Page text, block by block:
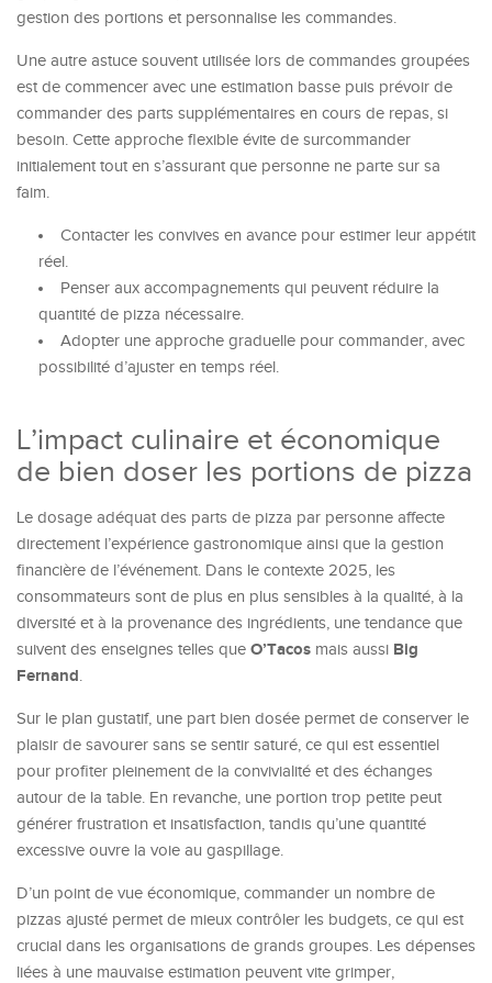
gestion des portions et personnalise les commandes.
Une autre astuce souvent utilisée lors de commandes groupées
est de commencer avec une estimation basse puis prévoir de
commander des parts supplémentaires en cours de repas, si
besoin. Cette approche flexible évite de surcommander
initialement tout en s’assurant que personne ne parte sur sa
faim.
Contacter les convives en avance pour estimer leur appétit
réel.
Penser aux accompagnements qui peuvent réduire la
quantité de pizza nécessaire.
Adopter une approche graduelle pour commander, avec
possibilité d’ajuster en temps réel.
L’impact culinaire et économique
de bien doser les portions de pizza
Le dosage adéquat des parts de pizza par personne affecte
directement l’expérience gastronomique ainsi que la gestion
financière de l’événement. Dans le contexte 2025, les
consommateurs sont de plus en plus sensibles à la qualité, à la
diversité et à la provenance des ingrédients, une tendance que
suivent des enseignes telles que O’Tacos mais aussi Big
Fernand.
Sur le plan gustatif, une part bien dosée permet de conserver le
plaisir de savourer sans se sentir saturé, ce qui est essentiel
pour profiter pleinement de la convivialité et des échanges
autour de la table. En revanche, une portion trop petite peut
générer frustration et insatisfaction, tandis qu’une quantité
excessive ouvre la voie au gaspillage.
D’un point de vue économique, commander un nombre de
pizzas ajusté permet de mieux contrôler les budgets, ce qui est
crucial dans les organisations de grands groupes. Les dépenses
liées à une mauvaise estimation peuvent vite grimper,